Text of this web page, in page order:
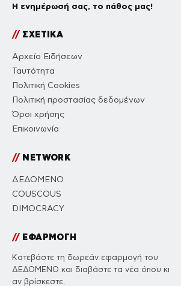
Η ενημέρωσή σας, το πάθος μας!
//ΣΧΕΤΙΚΑ
Αρχείο Ειδήσεων
Ταυτότητα
Πολιτική Cookies
Πολιτική προστασίας δεδομένων
Όροι χρήσης
Επικοινωνία
//NETWORK
ΔΕΔΟΜΕΝΟ
COUSCOUS
DIMOCRACY
//ΕΦΑΡΜΟΓΗ
Κατεβάστε τη δωρεάν εφαρμογή του
ΔΕΔΟΜΕΝΟ και διαβάστε τα νέα όπου κι
αν βρίσκεστε.